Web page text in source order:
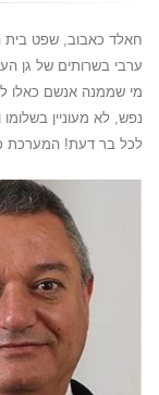
חאלד כאבוב, שפט בית
ערבי בשרותים של גן
מי שממנה אנשם כאלו
נפש, לא מעוניין
לכל בר דעת! המערכת